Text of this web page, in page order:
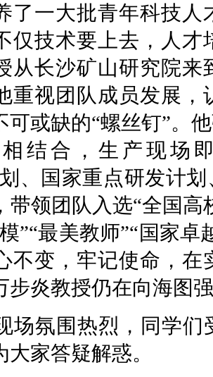
了一大批青年科技
仅技术要上去，人才
从长沙矿山研究院
重视团队成员发展
可或缺的“螺丝钉”。
结合，生产现场
划、国家重点研发计
带领团队入选“全国
”“最美教师”“国家
不变，牢记使命，
步炎教授仍在向海图
场氛围热烈，同学
家答疑解惑。